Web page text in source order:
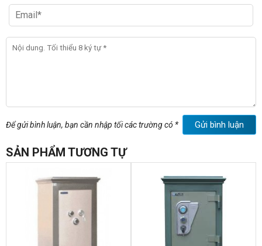
Để gửi bình luận, bạn cần nhập tối các trường có * Gửi bình luận
SẢN PHẨM TƯƠNG TỰ